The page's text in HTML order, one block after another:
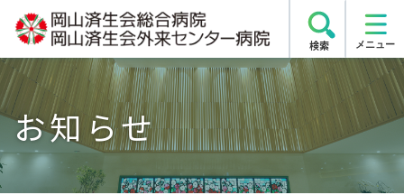
テ
ン
ツ
へ
キ
ッ
ゲ
ー
シ
ョ
に
移
お知らせ
検索